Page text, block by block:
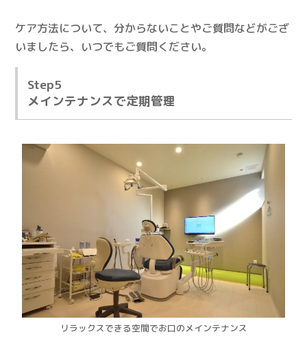
ケア方法について、分からないことやご質問などがござ
いましたら、いつでもご質問ください。
Step5
メインテナンスで定期管理
リラックスできる空間でお口のメインテナンス